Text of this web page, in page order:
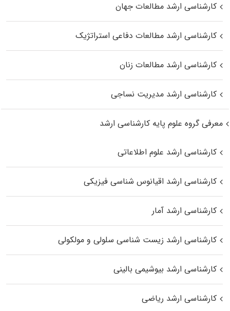
کارشناسی ارشد مطالعات جهان
کارشناسی ارشد مطالعات دفاعی استراتژیک
کارشناسی ارشد مطالعات زنان
کارشناسی ارشد مدیریت نساجی
معرفی گروه علوم پایه کارشناسی ارشد
کارشناسی ارشد علوم اطلاعاتی
کارشناسی ارشد اقیانوس‌ شناسی فیزیکی
کارشناسی ارشد آمار
کارشناسی ارشد زیست شناسی سلولی و مولکولی
کارشناسی ارشد بیوشیمی بالینی
کارشناسی ارشد ریاضی